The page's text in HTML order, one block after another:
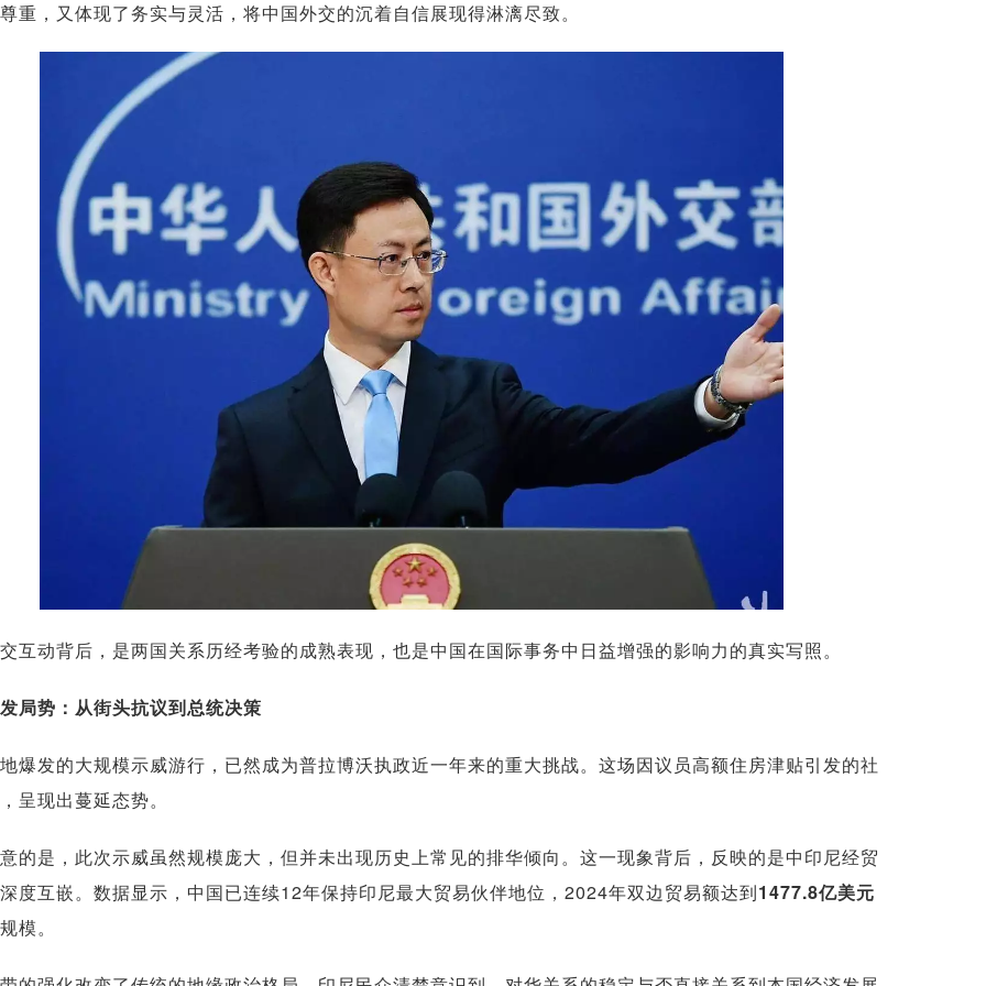
重，又体现了务实与灵活，将中国外交的沉着自信展现得淋漓尽致。
互动背后，是两国关系历经考验的成熟表现，也是中国在国际事务中日益增强的影响力的真实写照。
局势：从街头抗议到总统决策
爆发的大规模示威游行，已然成为普拉博沃执政近一年来的重大挑战。这场因议员高额住房津贴引发的社
呈现出蔓延态势。
的是，此次示威虽然规模庞大，但并未出现历史上常见的排华倾向。这一现象背后，反映的是中印尼经贸
度互嵌。数据显示，中国已连续12年保持印尼最大贸易伙伴地位，2024年双边贸易额达到1477.8亿美元
模。